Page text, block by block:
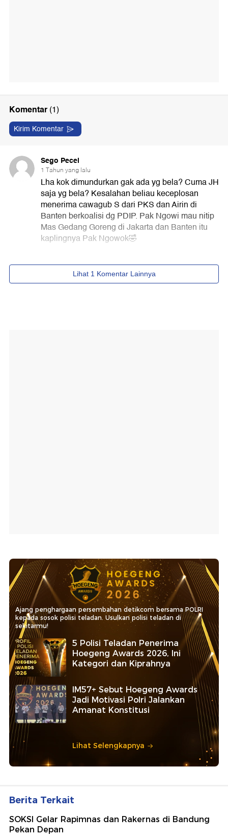
Ajang penghargaan persembahan detikcom bersama POLRI
kepada sosok polisi teladan. Usulkan polisi teladan di
sekitarmu!
5 Polisi Teladan Penerima
Hoegeng Awards 2026, Ini
Kategori dan Kiprahnya
IM57+ Sebut Hoegeng Awards
Jadi Motivasi Polri Jalankan
Amanat Konstitusi
Lihat Selengkapnya
Berita Terkait
SOKSI Gelar Rapimnas dan Rakernas di Bandung
Pekan Depan